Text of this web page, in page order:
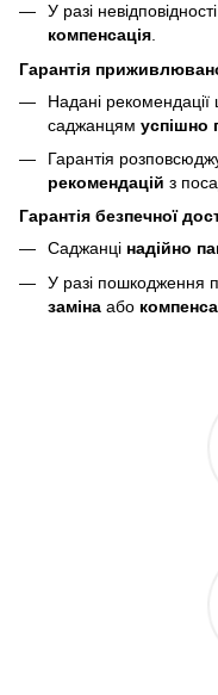
У разі
компенсація.
Гарантія
Надані
саджанцям успішно
Гарантія
рекомендацій з
Гарантія безпечної
Саджанці надійно
У разі пошкодження
заміна або